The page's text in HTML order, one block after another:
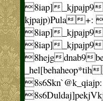
8iap]_kjpajp9
kjpajp)Pula+:
8iap]_kjpajp9
8iap]_kjpajp9
8hejgdnab9